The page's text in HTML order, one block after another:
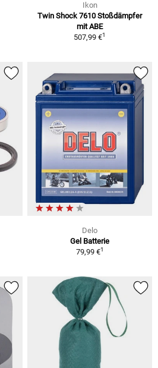
Ikon
Twin Shock 7610 Stoßdämpfer
mit ABE
507,99 €1
Delo
Gel Batterie
79,99 €1